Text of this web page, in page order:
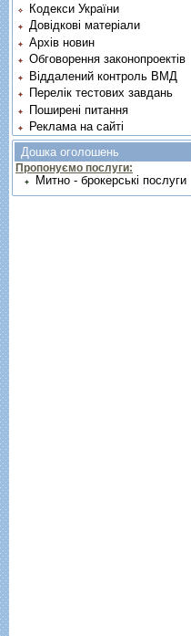
Кодекси України
Довідкові матеріали
Архів новин
Обговорення законопроектів
Віддалений контроль ВМД
Перелік тестових завдань
Поширені питання
Реклама на сайті
Дошка оголошень
Пропонуємо послуги:
Митно - брокерські послуги